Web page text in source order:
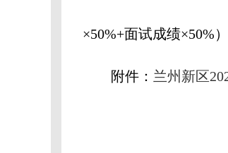
×50%+面试成绩×50%
附件： 兰州新区